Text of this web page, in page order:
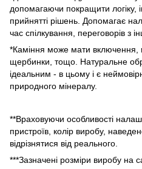
допомагаючи покращити логіку,
прийнятті рішень. Допомагає
час спілкування, переговорів з
*Каміння може мати включення,
щербинки, тощо. Натуральне
ідеальним - в цьому і є
природного мінералу.
**Враховуючи особливості
пристроїв, колір виробу,
відрізнятися від реального.
***Зазначені розміри виробу на